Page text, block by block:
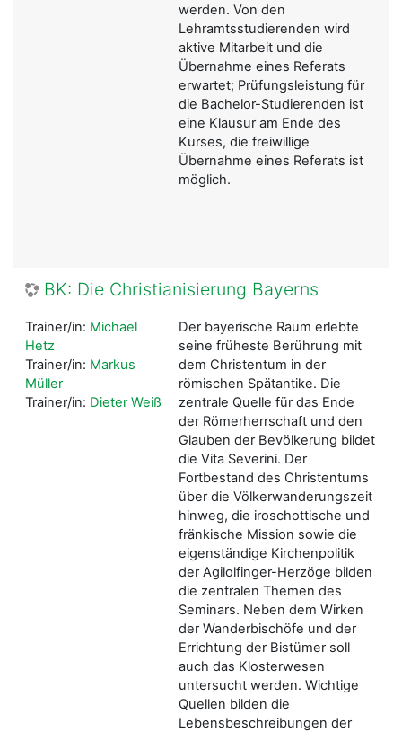
werden. Von den
Lehramtsstudierenden wird
aktive Mitarbeit und die
Übernahme eines Referats
erwartet; Prüfungsleistung für
die Bachelor-Studierenden ist
eine Klausur am Ende des
Kurses, die freiwillige
Übernahme eines Referats ist
möglich.
BK: Die Christianisierung Bayerns
Der bayerische Raum erlebte
seine früheste Berührung mit
dem Christentum in der
römischen Spätantike. Die
zentrale Quelle für das Ende
der Römerherrschaft und den
Glauben der Bevölkerung bildet
die Vita Severini. Der
Fortbestand des Christentums
über die Völkerwanderungszeit
hinweg, die iroschottische und
fränkische Mission sowie die
eigenständige Kirchenpolitik
der Agilolfinger-Herzöge bilden
die zentralen Themen des
Seminars. Neben dem Wirken
der Wanderbischöfe und der
Errichtung der Bistümer soll
auch das Klosterwesen
untersucht werden. Wichtige
Quellen bilden die
Lebensbeschreibungen der
Trainer/in: Michael
Hetz
Trainer/in: Markus
Müller
Trainer/in: Dieter Weiß